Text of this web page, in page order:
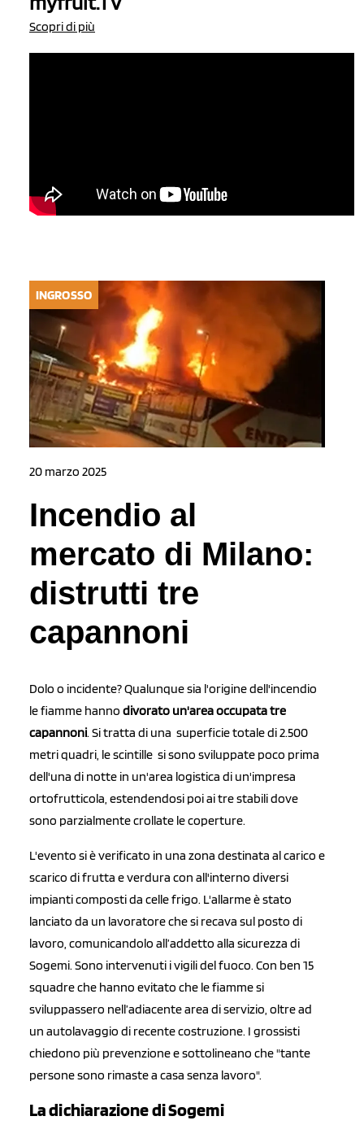
Scopri di più
INGROSSO
20 marzo 2025
Incendio al
mercato di Milano:
distrutti tre
capannoni
Dolo o incidente? Qualunque sia l'origine dell'incendio
le fiamme hanno divorato un'area occupata tre
capannoni. Si tratta di una superficie totale di 2.500
metri quadri, le scintille si sono sviluppate poco prima
dell'una di notte in un'area logistica di un'impresa
ortofrutticola, estendendosi poi ai tre stabili dove
sono parzialmente crollate le coperture.
L'evento si è verificato in una zona destinata al carico e
scarico di frutta e verdura con all'interno diversi
impianti composti da celle frigo. L'allarme è stato
lanciato da un lavoratore che si recava sul posto di
lavoro, comunicandolo all’addetto alla sicurezza di
Sogemi. Sono intervenuti i vigili del fuoco. Con ben 15
squadre che hanno evitato che le fiamme si
sviluppassero nell’adiacente area di servizio, oltre ad
un autolavaggio di recente costruzione. I grossisti
chiedono più prevenzione e sottolineano che "tante
persone sono rimaste a casa senza lavoro".
La dichiarazione di Sogemi